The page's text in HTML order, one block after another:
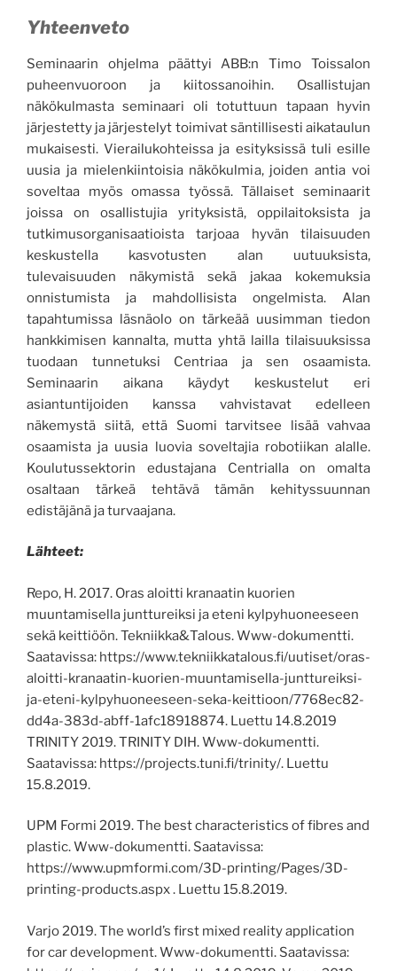
Yhteenveto
Seminaarin ohjelma päättyi ABB:n Timo Toissalon
puheenvuoroon ja kiitossanoihin. Osallistujan
näkökulmasta seminaari oli totuttuun tapaan hyvin
järjestetty ja järjestelyt toimivat säntillisesti aikataulun
mukaisesti. Vierailukohteissa ja esityksissä tuli esille
uusia ja mielenkiintoisia näkökulmia, joiden antia voi
soveltaa myös omassa työssä. Tällaiset seminaarit
joissa on osallistujia yrityksistä, oppilaitoksista ja
tutkimusorganisaatioista tarjoaa hyvän tilaisuuden
keskustella kasvotusten alan uutuuksista,
tulevaisuuden näkymistä sekä jakaa kokemuksia
onnistumista ja mahdollisista ongelmista. Alan
tapahtumissa läsnäolo on tärkeää uusimman tiedon
hankkimisen kannalta, mutta yhtä lailla tilaisuuksissa
tuodaan tunnetuksi Centriaa ja sen osaamista.
Seminaarin aikana käydyt keskustelut eri
asiantuntijoiden kanssa vahvistavat edelleen
näkemystä siitä, että Suomi tarvitsee lisää vahvaa
osaamista ja uusia luovia soveltajia robotiikan alalle.
Koulutussektorin edustajana Centrialla on omalta
osaltaan tärkeä tehtävä tämän kehityssuunnan
edistäjänä ja turvaajana.
Lähteet:
Repo, H. 2017. Oras aloitti kranaatin kuorien
muuntamisella junttureiksi ja eteni kylpyhuoneeseen
sekä keittiöön. Tekniikka&Talous. Www-dokumentti.
Saatavissa: https://www.tekniikkatalous.fi/uutiset/oras-
aloitti-kranaatin-kuorien-muuntamisella-junttureiksi-
ja-eteni-kylpyhuoneeseen-seka-keittioon/7768ec82-
dd4a-383d-abff-1afc18918874. Luettu 14.8.2019
TRINITY 2019. TRINITY DIH. Www-dokumentti.
Saatavissa: https://projects.tuni.fi/trinity/. Luettu
15.8.2019.
UPM Formi 2019. The best characteristics of fibres and
plastic. Www-dokumentti. Saatavissa:
https://www.upmformi.com/3D-printing/Pages/3D-
printing-products.aspx . Luettu 15.8.2019.
Varjo 2019. The world’s first mixed reality application
for car development. Www-dokumentti. Saatavissa: